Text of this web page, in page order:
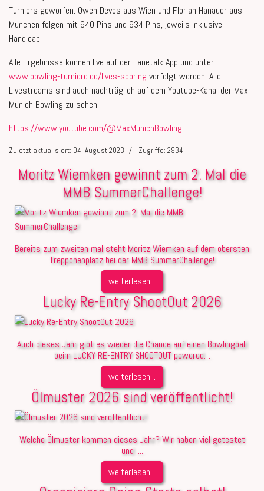
Turniers geworfen. Owen Devos aus Wien und Florian Hanauer aus
München folgen mit 940 Pins und 934 Pins, jeweils inklusive
Handicap.
Alle Ergebnisse können live auf der Lanetalk App und unter
www.bowling-turniere.de/lives-scoring verfolgt werden. Alle
Livestreams sind auch nachträglich auf dem Youtube-Kanal der Max
Munich Bowling zu sehen:
https://www.youtube.com/@MaxMunichBowling
Zuletzt aktualisiert: 04. August 2023 Zugriffe: 2934
Moritz Wiemken gewinnt zum 2. Mal die
MMB SummerChallenge!
Bereits zum zweiten mal steht Moritz Wiemken auf dem obersten
Treppchenplatz bei der MMB SummerChallenge!
weiterlesen...
Lucky Re-Entry ShootOut 2026
Auch dieses Jahr gibt es wieder die Chance auf einen Bowlingball
beim LUCKY RE-ENTRY SHOOTOUT powered…
weiterlesen...
Ölmuster 2026 sind veröffentlicht!
Welche Ölmuster kommen dieses Jahr? Wir haben viel getestet
und ....
weiterlesen...